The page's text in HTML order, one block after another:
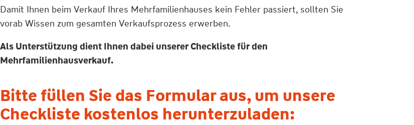
Damit Ihnen beim Verkauf Ihres Mehrfamilienhauses kein Fehler passiert, sollten Sie
vorab Wissen zum gesamten Verkaufsprozess erwerben.
Als Unterstützung dient Ihnen dabei unserer Checkliste für den
Mehrfamilienhausverkauf.
Bitte füllen Sie das Formular aus, um unsere
Checkliste kostenlos herunterzuladen: